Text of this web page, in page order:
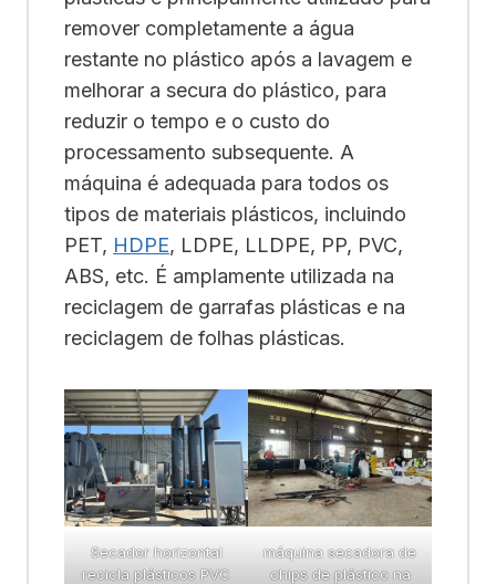
remover completamente a água
restante no plástico após a lavagem e
melhorar a secura do plástico, para
reduzir o tempo e o custo do
processamento subsequente. A
máquina é adequada para todos os
tipos de materiais plásticos, incluindo
PET, HDPE, LDPE, LLDPE, PP, PVC,
ABS, etc. É amplamente utilizada na
reciclagem de garrafas plásticas e na
reciclagem de folhas plásticas.
Secador horizontal
recicla plásticos PVC
máquina secadora de
chips de plástico na